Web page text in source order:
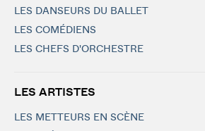
LES DANSEURS DU BALLET
LES COMÉDIENS
LES CHEFS D'ORCHESTRE
LES ARTISTES
LES METTEURS EN SCÈNE